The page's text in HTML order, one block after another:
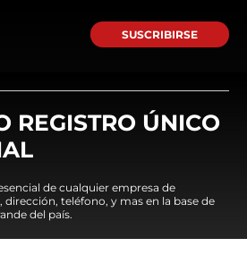
SUSCRIBIRSE
REGISTRO ÚNICO
de cualquier empresa de
teléfono, y mas en la base de
del país.